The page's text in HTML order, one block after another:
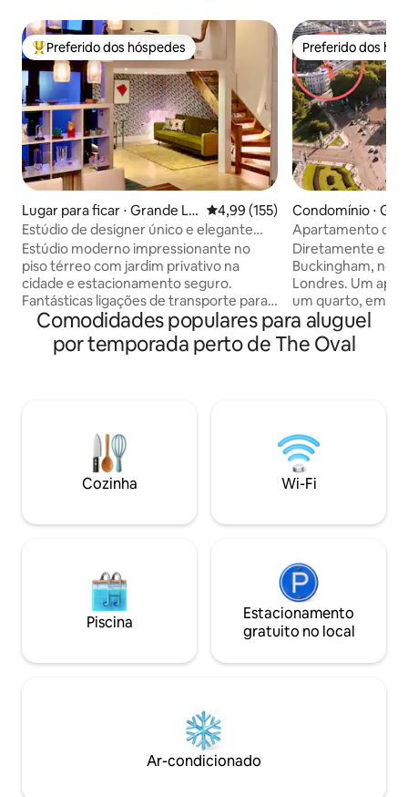
Entre os melhores preferidos dos hóspedes
Preferido dos hóspedes
Lugar para ficar ⋅ Grande Lo
ndres
4,99 de uma avaliação média de
4,99 (155)
Estúdio de designer único e elegante
com jardim privativo
Estúdio moderno impressionante no
piso térreo com jardim privativo na
cidade e estacionamento seguro.
Fantásticas ligações de transporte para
todas as partes do centro de Londres. 5
minutos a pé do Kings College Hospital
Quarto no mezanino e sofá-cama de
Mews amigável com um toque criativo,
tranquilo e seguro atrás de portões
eletrônicos. Camberwell e Brixton são
comunidades agitadas com
conceituados.
Preferido dos
Preferido dos
Condomínio ⋅
es
Apartamento de
Buckingham com
Diretamente em
Buckingham, no
Londres. Um
um quarto, em
século XIX,
Localização
Park, a 10
totalmente
e concierge 24
semana. Ótimo
king size e 1 sofá-
Comodidades populares para aluguel
por temporada perto de The Oval
Cozinha Wi-Fi
Piscina
Estacionamento
gratuito no local
Ar-condicionado